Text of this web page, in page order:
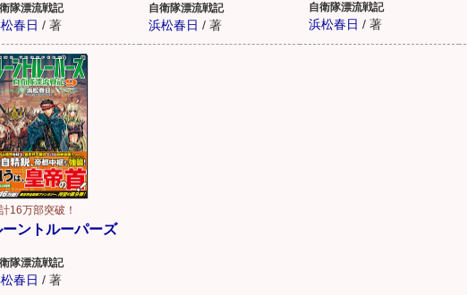
隊漂流戦記
春日 / 著
自衛隊漂流戦記
浜松春日 / 著
自衛隊漂流戦記
浜松春日 / 著
16万部突破！
ーントルーパーズ
隊漂流戦記
春日 / 著